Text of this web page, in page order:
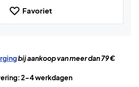
Favoriet
bij aankoop van meer dan 79 €
2-4 werkdagen